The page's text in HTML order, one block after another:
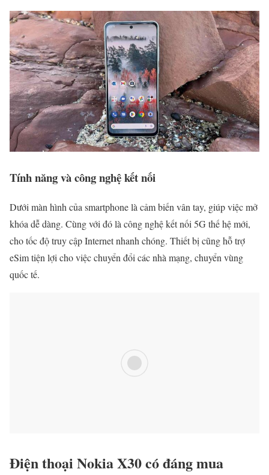
Tính năng và công nghệ kết nối
Dưới màn hình của smartphone là cảm biến vân tay, giúp việc mở
khóa dễ dàng. Cùng với đó là công nghệ kết nối 5G thế hệ mới,
cho tốc độ truy cập Internet nhanh chóng. Thiết bị cũng hỗ trợ
eSim tiện lợi cho việc chuyển đổi các nhà mạng, chuyển vùng
quốc tế.
Điện thoại Nokia X30 có đáng mua